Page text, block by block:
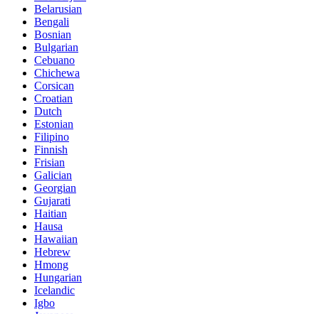
Belarusian
Bengali
Bosnian
Bulgarian
Cebuano
Chichewa
Corsican
Croatian
Dutch
Estonian
Filipino
Finnish
Frisian
Galician
Georgian
Gujarati
Haitian
Hausa
Hawaiian
Hebrew
Hmong
Hungarian
Icelandic
Igbo